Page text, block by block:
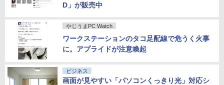
D」が販売中
やじうまPC Watch
ワークステーションのタコ足配線で危うく火事
に。アプライドが注意喚起
ビジネス
画面が見やすい「パソコンくっきり光」対応シ